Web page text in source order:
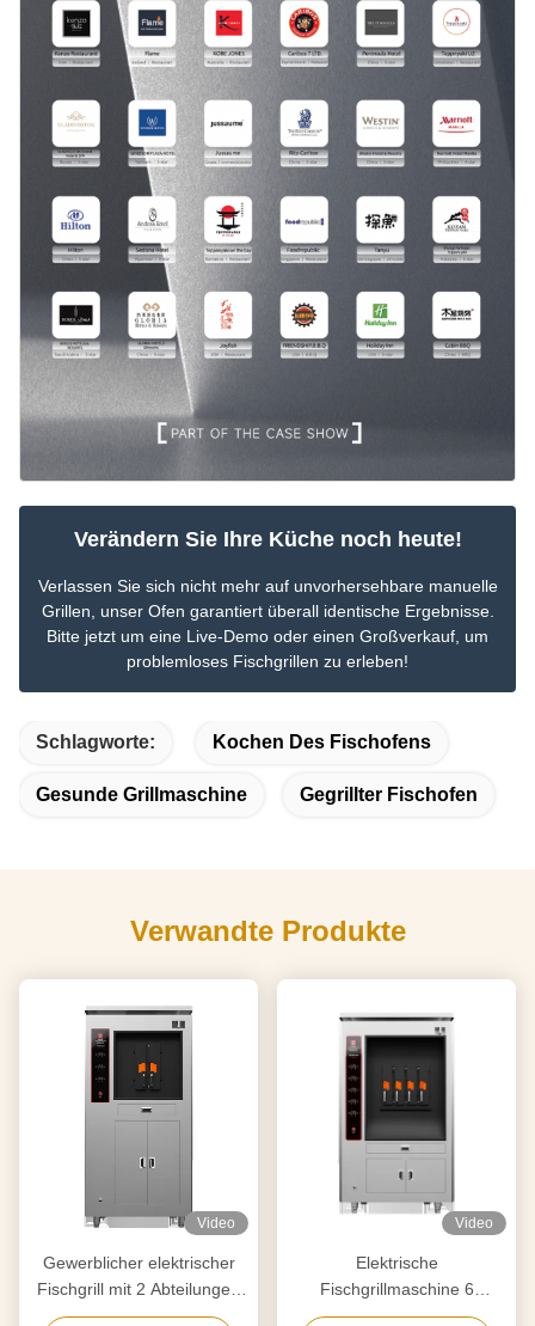
Verändern Sie Ihre Küche noch heute!
Verlassen Sie sich nicht mehr auf unvorhersehbare manuelle
Grillen, unser Ofen garantiert überall identische Ergebnisse.
Bitte jetzt um eine Live-Demo oder einen Großverkauf, um
problemloses Fischgrillen zu erleben!
Schlagworte: Kochen Des Fischofens
Gesunde Grillmaschine Gegrillter Fischofen
Verwandte Produkte
Video
Gewerblicher elektrischer
Fischgrill mit 2 Abteilungen
190KG
Video
Elektrische
Fischgrillmaschine 6
Abteilungen 380 kg